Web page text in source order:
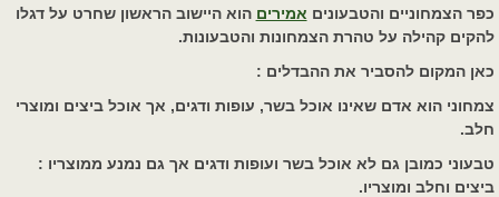
כפר הצמחוניים והטבעונים אמירים הוא היישוב הראשון שחרט על דגלו
להקים קהילה על טהרת הצמחונות והטבעונות.
כאן המקום להסביר את ההבדלים :
צמחוני הוא אדם שאינו אוכל בשר, עופות ודגים, אך אוכל ביצים ומוצרי
חלב.
טבעוני כמובן גם לא אוכל בשר ועופות ודגים אך גם נמנע ממוצריו :
ביצים וחלב ומוצריו.